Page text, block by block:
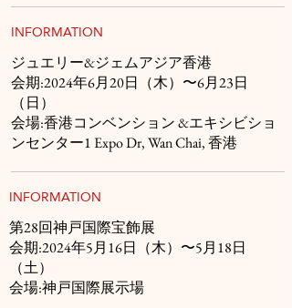
INFORMATION
ジュエリー&ジェムアジア香港
会期:2024年6月20日（木）〜6月23日
（日）
会場:香港コンベンション &エキシビショ
ンセンター1 Expo Dr, Wan Chai, 香港
INFORMATION
第28回神戸国際宝飾展
会期:2024年5月16日（木）〜5月18日
（土）
会場:神戸国際展示場